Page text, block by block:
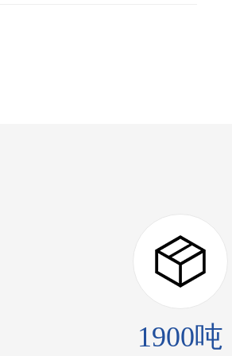
1900吨